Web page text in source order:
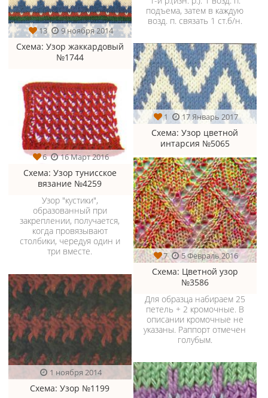
подъема, затем в каждую
возд. п. связать 1 ст.б/н.
13 9 ноября 2014
Схема: Узор жаккардовый
№1744
1 17 Январь 2017
Схема: Узор цветной
интарсия №5065
6 16 Март 2016
Схема: Узор тунисское
вязание №4259
Узор "кустики",
образованный при
закреплении, получается,
когда провязывают
столбики, чередуя один и
три вместе.
7 5 Февраль 2016
Схема: Цветной узор
№3586
Для образца набираем 25
петель + 2 кромочные. В
описании кромочные не
указаны. Раппорт отмечен
голубым.
1 ноября 2014
Схема: Узор №1199